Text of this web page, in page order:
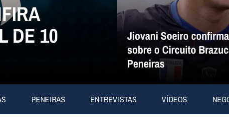
DE 10
Jiovani Soeiro
sobre o Circuito
Peneiras
PENEIRAS ENTREVISTAS VÍDEOS